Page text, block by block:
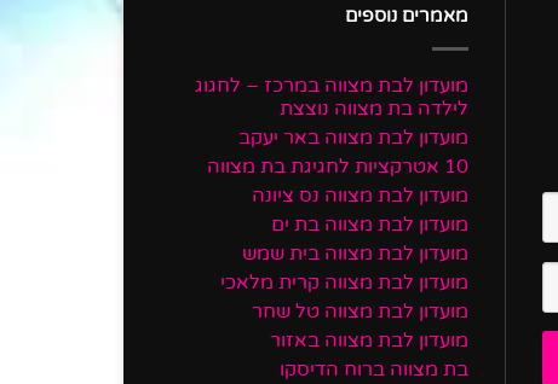
מאמרים נוספים
מועדון לבת מצווה במרכז – לחגוג
לילדה בת מצווה נוצצת
מועדון לבת מצווה באר יעקב
10 אטרקציות לחגיגת בת מצווה
מועדון לבת מצווה נס ציונה
מועדון לבת מצווה בת ים
מועדון לבת מצווה בית שמש
מועדון לבת מצווה קרית מלאכי
מועדון לבת מצווה טל שחר
מועדון לבת מצווה באזור
בת מצווה ברוח הדיסקו